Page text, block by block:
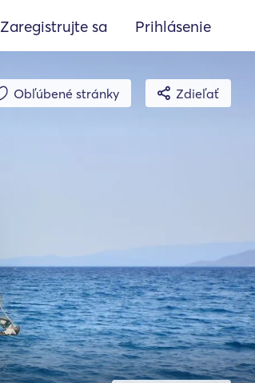
Zaregistrujte sa Prihlásenie
Obľúbené stránky Zdieľať